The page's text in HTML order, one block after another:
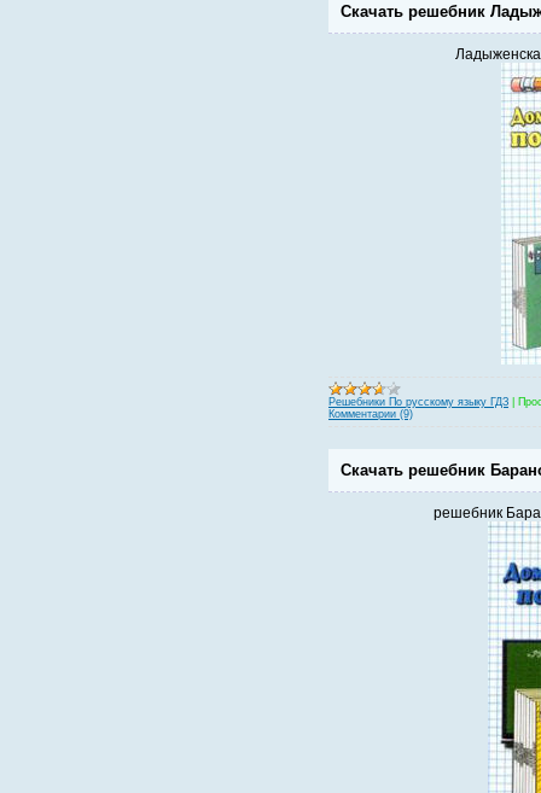
Скачать решебник
Решебники По русскому языку ГДЗ
Комментарии (9)
Скачать решебник
решебник